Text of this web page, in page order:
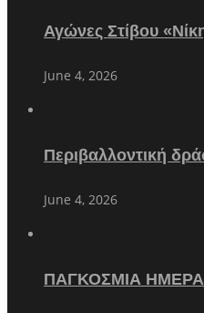
Αγώνες Στίβου
June 4, 2026
Περιβαλλοντική
June 4, 2026
ΠΑΓΚΟΣΜΙΑ ΗΜΕΡΑ